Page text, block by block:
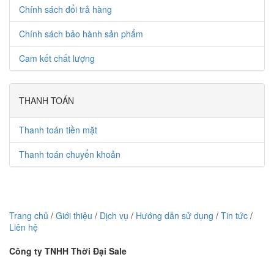
Chính sách đổi trả hàng
Chính sách bảo hành sản phẩm
Cam kết chất lượng
THANH TOÁN
Thanh toán tiền mặt
Thanh toán chuyển khoản
Trang chủ / Giới thiệu / Dịch vụ / Hướng dẫn sử dụng / Tin tức /
Liên hệ
Công ty TNHH Thời Đại Sale